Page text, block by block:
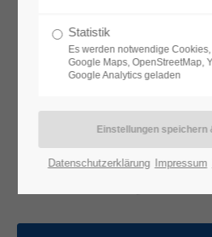
Statistik
Es werden notwendige
Google Maps, OpenStreetMap,
Google Analytics geladen
Datenschutzerklärung Impressum